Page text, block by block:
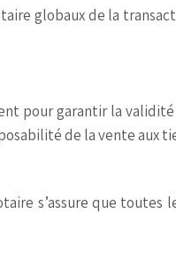
globaux de la
pour garantir la
de la vente aux
s’assure que toutes